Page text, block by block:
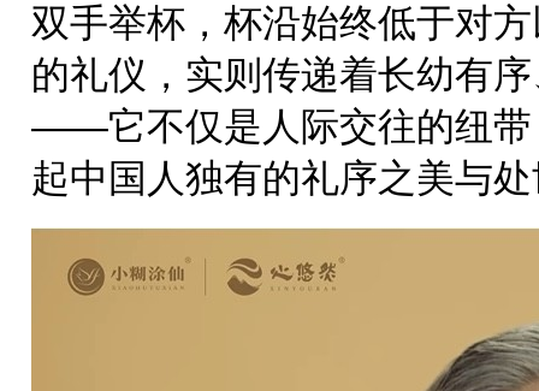
双手举杯，杯沿始终低于对
的礼仪，实则传递着长幼有
——它不仅是人际交往的纽带
起中国人独有的礼序之美与